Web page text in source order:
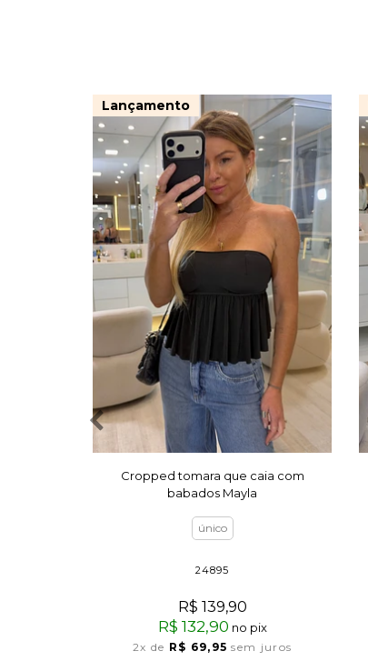
Lançamento
Cropped tomara que caia com
babados Mayla
único
24895
R$ 139,90
R$ 132,90 no pix
2x de R$ 69,95 sem juros